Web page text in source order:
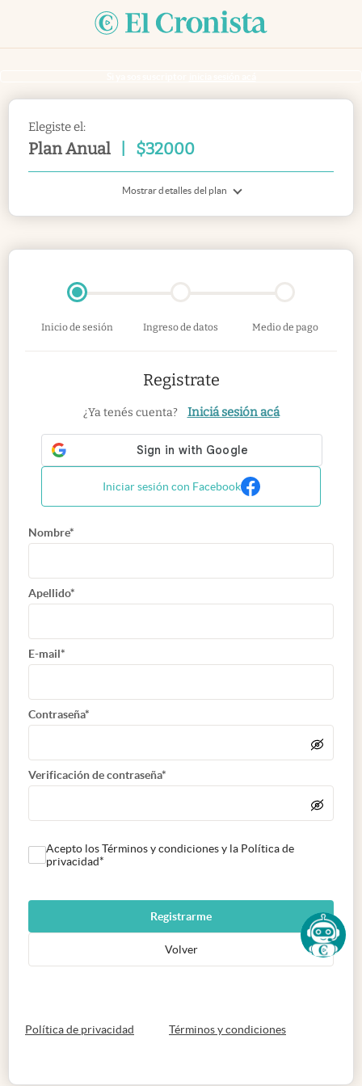
Elegiste el:
Plan Anual $32000
Mostrar detalles del plan
Inicio de sesión Ingreso de datos Medio de pago
Registrate
¿Ya tenés cuenta? Iniciá sesión acá
Iniciar sesión con Facebook
Nombre*
Apellido*
E-mail*
Contraseña*
Verificación de contraseña*
Acepto los Términos y condiciones y la Política de
privacidad*
Registrarme
Volver
Política de privacidad abre en nueva pestaña
Términos y condicionesabre en nueva